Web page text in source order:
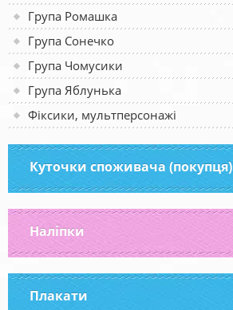
Група Ромашка
Група Сонечко
Група Чомусики
Група Яблунька
Фіксики, мультперсонажі
Куточки споживача (покупця)
Наліпки
Плакати